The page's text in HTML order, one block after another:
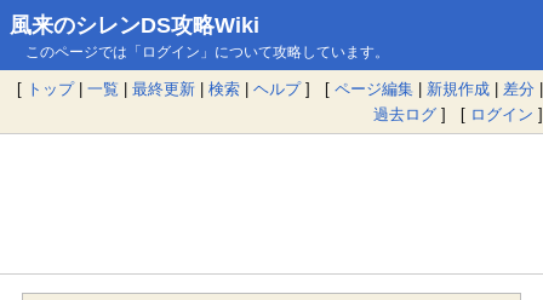
風来のシレンDS攻略Wiki
このページでは「ログイン」について攻略しています。
[ トップ| 一覧 | 最終更新 | 検索 | ヘルプ] [ ページ編集 | 新規作成 | 差分 |
過去ログ ] [ ログイン ]